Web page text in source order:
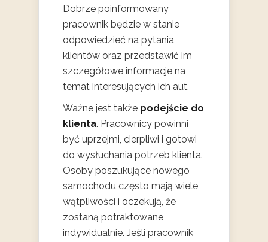
Dobrze poinformowany
pracownik będzie w stanie
odpowiedzieć na pytania
klientów oraz przedstawić im
szczegółowe informacje na
temat interesujących ich aut.
Ważne jest także podejście do
klienta. Pracownicy powinni
być uprzejmi, cierpliwi i gotowi
do wysłuchania potrzeb klienta.
Osoby poszukujące nowego
samochodu często mają wiele
wątpliwości i oczekują, że
zostaną potraktowane
indywidualnie. Jeśli pracownik